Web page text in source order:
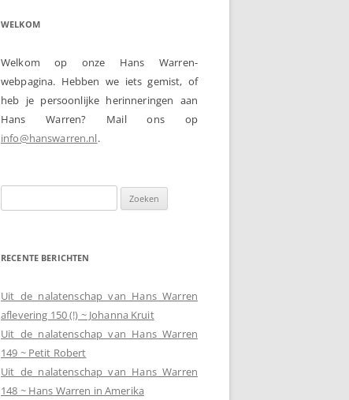
WELKOM
Welkom op onze Hans Warren-
webpagina. Hebben we iets gemist, of
heb je persoonlijke herinneringen aan
Hans Warren? Mail ons op
info@hanswarren.nl.
naar:
RECENTE BERICHTEN
Uit de nalatenschap van Hans Warren
aflevering 150 (!) ~ Johanna Kruit
Uit de nalatenschap van Hans Warren
149 ~ Petit Robert
Uit de nalatenschap van Hans Warren
148 ~ Hans Warren in Amerika